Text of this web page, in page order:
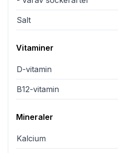
Salt
Vitaminer
D-vitamin
B12-vitamin
Mineraler
Kalcium